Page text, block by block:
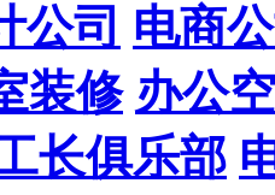
公司 电商
装修 办公
长俱乐部